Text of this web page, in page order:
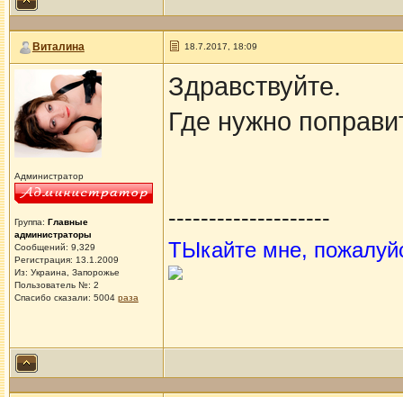
Виталина 18.7.2017, 18:09
Администратор
Группа: Главные
администраторы
Сообщений: 9,329
Регистрация: 13.1.2009
Из: Украина, Запорожье
Пользователь №: 2
Спасибо сказали: 5004 раза
Здравствуйте.
Где нужно
--------------------
ТЫкайте мне,